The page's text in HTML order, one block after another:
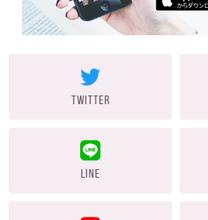
TWITTER
LINE